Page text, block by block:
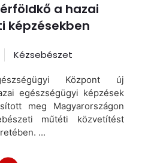
a hazai
képzésekben
Kézsebészet
Központ új
egészségügyi képzések
meg Magyarországon
műtéti közvetítést
...